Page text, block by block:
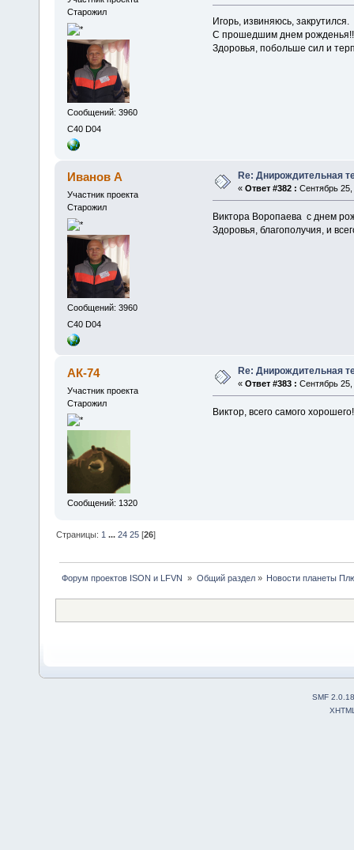
Старожил
Сообщений: 3960
C40 D04
Игорь, извиняюсь, закрутился.
С прошедшим днем
Здоровья, побольше сил и
Иванов А
Участник проекта
Старожил
Сообщений: 3960
C40 D04
Re: Днирождительная
« Ответ #382 : Сентябрь
Виктора Воропаева с днем
Здоровья, благополучия, и
АК-74
Участник проекта
Старожил
Сообщений: 1320
Re: Днирождительная
« Ответ #383 : Сентябрь
Виктор, всего самого
Страницы: 1 ...24 25 [26]
Форум проектов ISON и LFVN » Общий раздел» Новости планеты
SMF 2.0.18